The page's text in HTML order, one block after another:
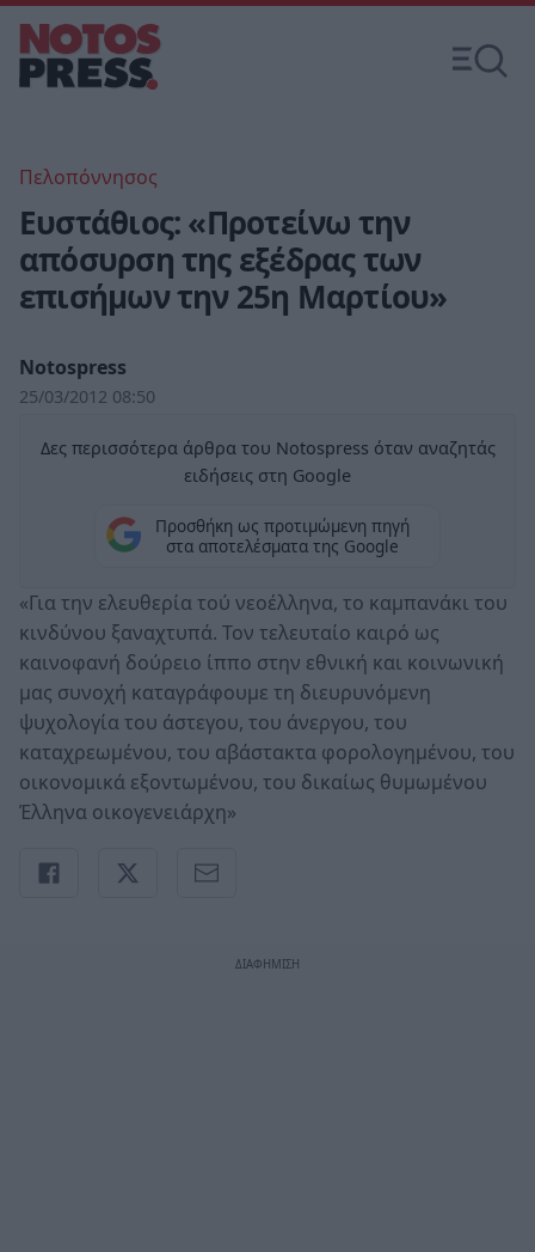
Πελοπόννησος
Ευστάθιος: «Προτείνω την
απόσυρση της εξέδρας των
επισήμων την 25η Μαρτίου»
Notospress
25/03/2012 08:50
Δες περισσότερα άρθρα του Notospress όταν αναζητάς
ειδήσεις στη Google
Προσθήκη ως προτιμώμενη πηγή
στα αποτελέσματα της Google
«Για την ελευθερία τού νεοέλληνα, το καμπανάκι του
κινδύνου ξαναχτυπά. Τον τελευταίο καιρό ως
καινοφανή δούρειο ίππο στην εθνική και κοινωνική
μας συνοχή καταγράφουμε τη διευρυνόμενη
ψυχολογία του άστεγου, του άνεργου, του
καταχρεωμένου, του αβάστακτα φορολογημένου, του
οικονομικά εξοντωμένου, του δικαίως θυμωμένου
Έλληνα οικογενειάρχη»